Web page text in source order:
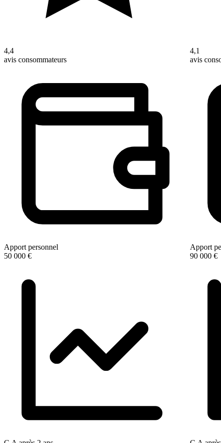
4,4
avis consommateurs
Apport personnel
50 000 €
4,1
avis
Apport
90 000 €